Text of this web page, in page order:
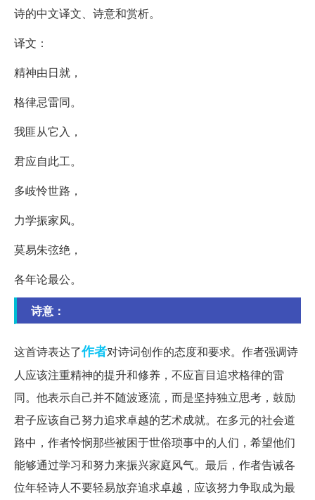
诗的中文译文、诗意和赏析。
译文：
精神由日就，
格律忌雷同。
我匪从它入，
君应自此工。
多岐怜世路，
力学振家风。
莫易朱弦绝，
各年论最公。
诗意：
这首诗表达了作者对诗词创作的态度和要求。作者强调诗
人应该注重精神的提升和修养，不应盲目追求格律的雷
同。他表示自己并不随波逐流，而是坚持独立思考，鼓励
君子应该自己努力追求卓越的艺术成就。在多元的社会道
路中，作者怜悯那些被困于世俗琐事中的人们，希望他们
能够通过学习和努力来振兴家庭风气。最后，作者告诫各
位年轻诗人不要轻易放弃追求卓越，应该努力争取成为最